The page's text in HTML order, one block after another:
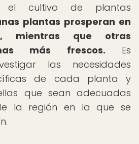
el cultivo de plantas
plantas prosperan en
mientras que otras
más frescos. Es
las necesidades
de cada planta y
que sean adecuadas
la región en la que se